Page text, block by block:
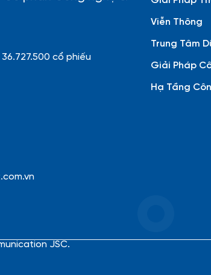
cổ phiếu
Viễn Thông
Trung Tâm
Giải Pháp
Hạ Tầng
JSC.